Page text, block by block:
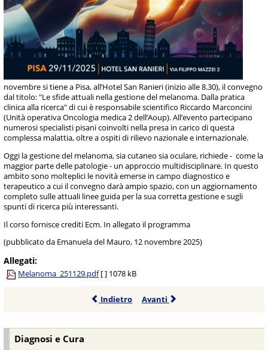
novembre si tiene a Pisa, all’Hotel San Ranieri (inizio alle 8.30), il convegno
dal titolo: "Le sfide attuali nella gestione del melanoma. Dalla pratica
clinica alla ricerca" di cui è responsabile scientifico Riccardo Marconcini
(Unità operativa Oncologia medica 2 dell’Aoup). All’evento partecipano
numerosi specialisti pisani coinvolti nella presa in carico di questa
complessa malattia, oltre a ospiti di rilievo nazionale e internazionale.
Oggi la gestione del melanoma, sia cutaneo sia oculare, richiede - come la
maggior parte delle patologie - un approccio multidisciplinare. In questo
ambito sono molteplici le novità emerse in campo diagnostico e
terapeutico a cui il convegno darà ampio spazio, con un aggiornamento
completo sulle attuali linee guida per la sua corretta gestione e sugli
spunti di ricerca più interessanti.
Il corso fornisce crediti Ecm. In allegato il programma
(pubblicato da Emanuela del Mauro, 12 novembre 2025)
Allegati:
Melanoma_251129.pdf [ ] 1078 kB
Indietro Avanti
Diagnosi e Cura